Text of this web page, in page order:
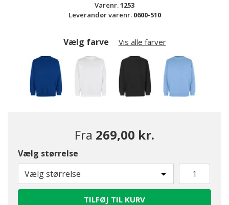
Varenr.1253
Leverandør varenr. 0600-510
Vælg farve Vis alle farver
Fra 269,00 kr.
Vælg størrelse
Vælg størrelse
TILFØJ TIL KURV